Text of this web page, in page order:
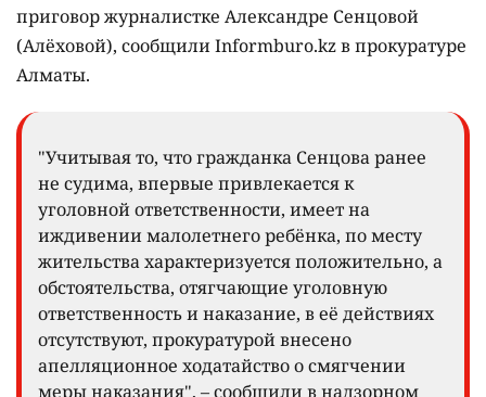
приговор журналистке Александре Сенцовой
(Алёховой), сообщили Informburo.kz в прокуратуре
Алматы.
"Учитывая то, что гражданка Сенцова ранее
не судима, впервые привлекается к
уголовной ответственности, имеет на
иждивении малолетнего ребёнка, по месту
жительства характеризуется положительно, а
обстоятельства, отягчающие уголовную
ответственность и наказание, в её действиях
отсутствуют, прокуратурой внесено
апелляционное ходатайство о смягчении
меры наказания", – сообщили в надзорном